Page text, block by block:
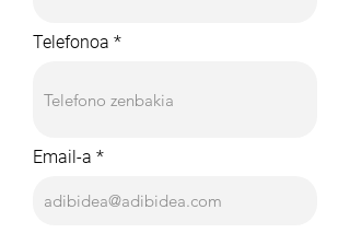
Telefonoa
Email-a